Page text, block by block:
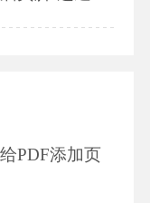
PDF添加页